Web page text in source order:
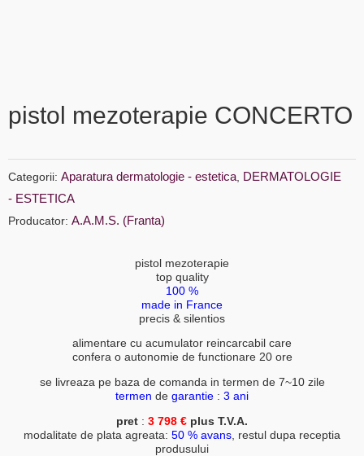
pistol mezoterapie CONCERTO
Categorii: Aparatura dermatologie - estetica DERMATOLOGIE
- ESTETICA
Producator: A.A.M.S. (Franta)
pistol mezoterapie
top quality
100 %
made in France
precis & silentios
alimentare cu acumulator reincarcabil care
confera o autonomie de functionare 20 ore
se livreaza pe baza de comanda in termen de 7~10 zile
termen de garantie : 3 ani
pret : 3 798 € plus T.V.A.
modalitate de plata agreata: 50 % avans , restul dupa receptia
produsului